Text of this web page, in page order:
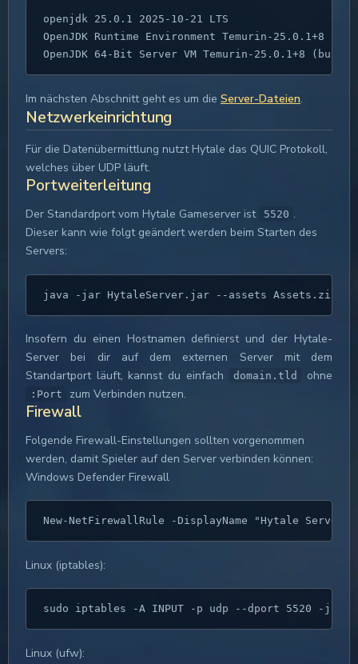
openjdk 25.0.1 2025-10-21 LTS
OpenJDK Runtime Environment Temurin-25.0.1+8
OpenJDK 64-Bit Server VM Temurin-25.0.1+8
Im nächsten Abschnitt geht es um die Server-Dateien.
Netzwerkeinrichtung
Für die Datenübermittlung nutzt Hytale das QUIC Protokoll,
welches über UDP läuft.
Portweiterleitung
Der Standardport vom Hytale Gameserver ist 5520 .
Dieser kann wie folgt geändert werden beim Starten des
Servers:
java -jar HytaleServer.jar --assets Assets.zip --
Insofern du einen Hostnamen definierst und der Hytale-
Server bei dir auf dem externen Server mit dem
Standartport läuft, kannst du einfach
domain.tld ohne
:Port zum Verbinden nutzen.
Firewall
Folgende Firewall-Einstellungen sollten vorgenommen
werden, damit Spieler auf den Server verbinden können:
Windows Defender Firewall
Linux (iptables):
Linux (ufw):